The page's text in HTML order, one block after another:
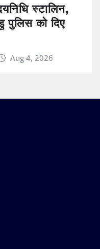
स्टालिन,
पुलिस को दिए
Aug 4, 2026